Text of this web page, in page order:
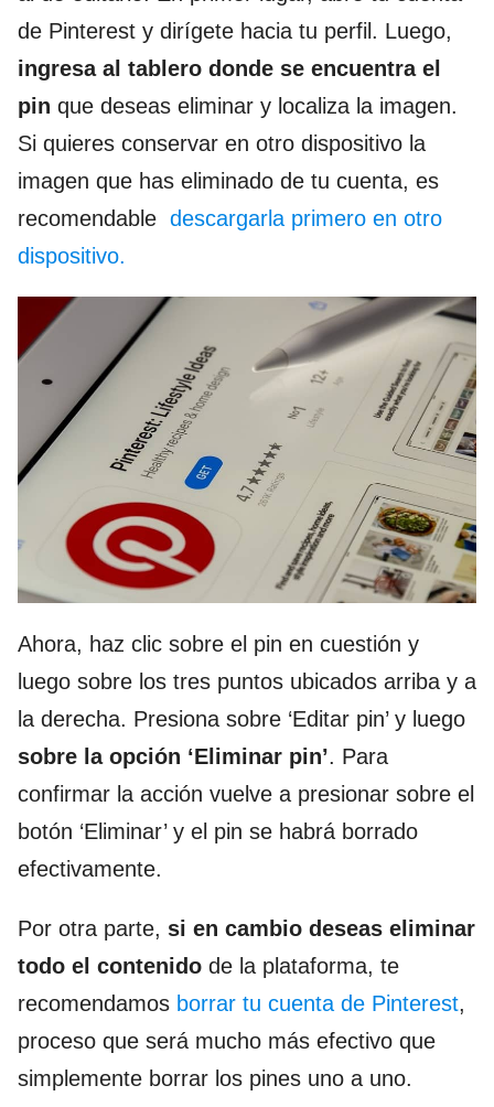
de Pinterest y dirígete hacia tu perfil. Luego,
ingresa al tablero donde se encuentra el
pin que deseas eliminar y localiza la imagen.
Si quieres conservar en otro dispositivo la
imagen que has eliminado de tu cuenta, es
recomendable descargarla primero en otro
dispositivo.
Ahora, haz clic sobre el pin en cuestión y
luego sobre los tres puntos ubicados arriba y a
la derecha. Presiona sobre ‘Editar pin’ y luego
sobre la opción ‘Eliminar pin’. Para
confirmar la acción vuelve a presionar sobre el
botón ‘Eliminar’ y el pin se habrá borrado
efectivamente.
Por otra parte, si en cambio deseas eliminar
todo el contenido de la plataforma, te
recomendamos borrar tu cuenta de Pinterest,
proceso que será mucho más efectivo que
simplemente borrar los pines uno a uno.